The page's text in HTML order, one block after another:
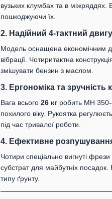
вузьких клумбах та в
пошкоджуючи їх.
2. Надійний 4-тактний
Модель оснащена економічним
вібрації. Чотиритактна
змішувати бензин з маслом.
3. Ергономіка та зручність
Вага всього 26 кгробить MH 350-
похилого віку. Рукоятка
під час тривалої роботи.
4. Ефективне
Чотири спеціально вигнуті
субстрат для майбутніх посадок.
типу ґрунту.